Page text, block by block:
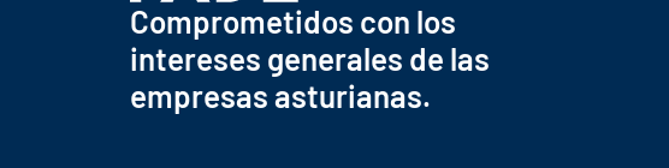
Comprometidos con los
intereses generales de las
empresas asturianas.